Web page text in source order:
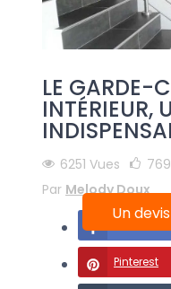
Un
LE GARDE-
INTÉRIEUR,
6251 Vues 769
Par Melody Doux
Pinterest